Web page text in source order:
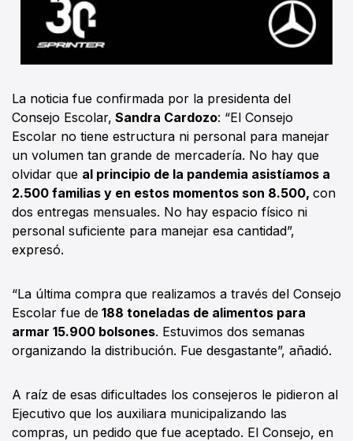
La noticia fue confirmada por la presidenta del
Consejo Escolar, Sandra Cardozo: “El Consejo
Escolar no tiene estructura ni personal para manejar
un volumen tan grande de mercadería. No hay que
olvidar que al principio de la pandemia asistíamos a
2.500 familias y en estos momentos son 8.500, con
dos entregas mensuales. No hay espacio físico ni
personal suficiente para manejar esa cantidad”,
expresó.
“La última compra que realizamos a través del Consejo
Escolar fue de 188 toneladas de alimentos para
armar 15.900 bolsones. Estuvimos dos semanas
organizando la distribución. Fue desgastante”, añadió.
A raíz de esas dificultades los consejeros le pidieron al
Ejecutivo que los auxiliara municipalizando las
compras, un pedido que fue aceptado. El Consejo, en